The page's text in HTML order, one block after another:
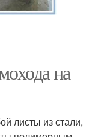
на
листы из стали,